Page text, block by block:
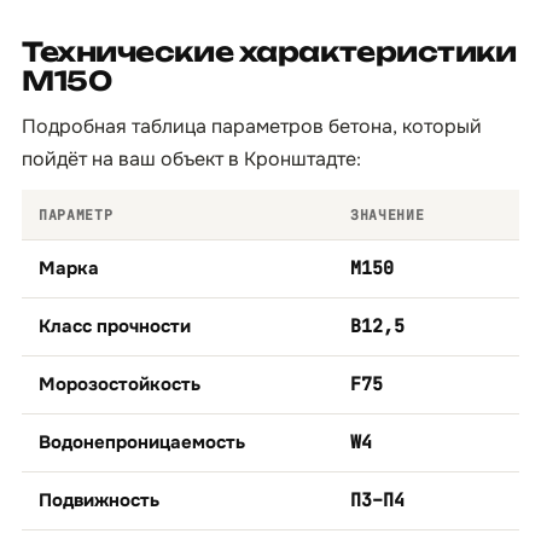
Технические характеристики
М150
Подробная таблица параметров бетона, который
пойдёт на ваш объект в Кронштадте:
ПАРАМЕТР ЗНАЧЕНИЕ
Марка М150
Класс прочности B12,5
Морозостойкость F75
Водонепроницаемость W4
Подвижность П3–П4